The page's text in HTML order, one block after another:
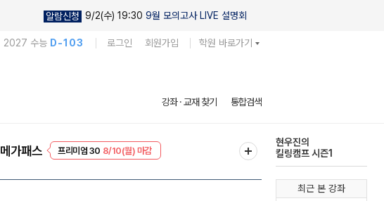
알람신청 9/2(수) 19:30 9월 모의고사 LIVE 설명회
2027 수능 D-103 로그인 회원가입 학원 바로가기
강좌 · 교재 찾기 통합검색
메가패스
프리미엄 30 8/10(월) 마감
현우진의
킬링캠프 시즌1
최근 본 강좌